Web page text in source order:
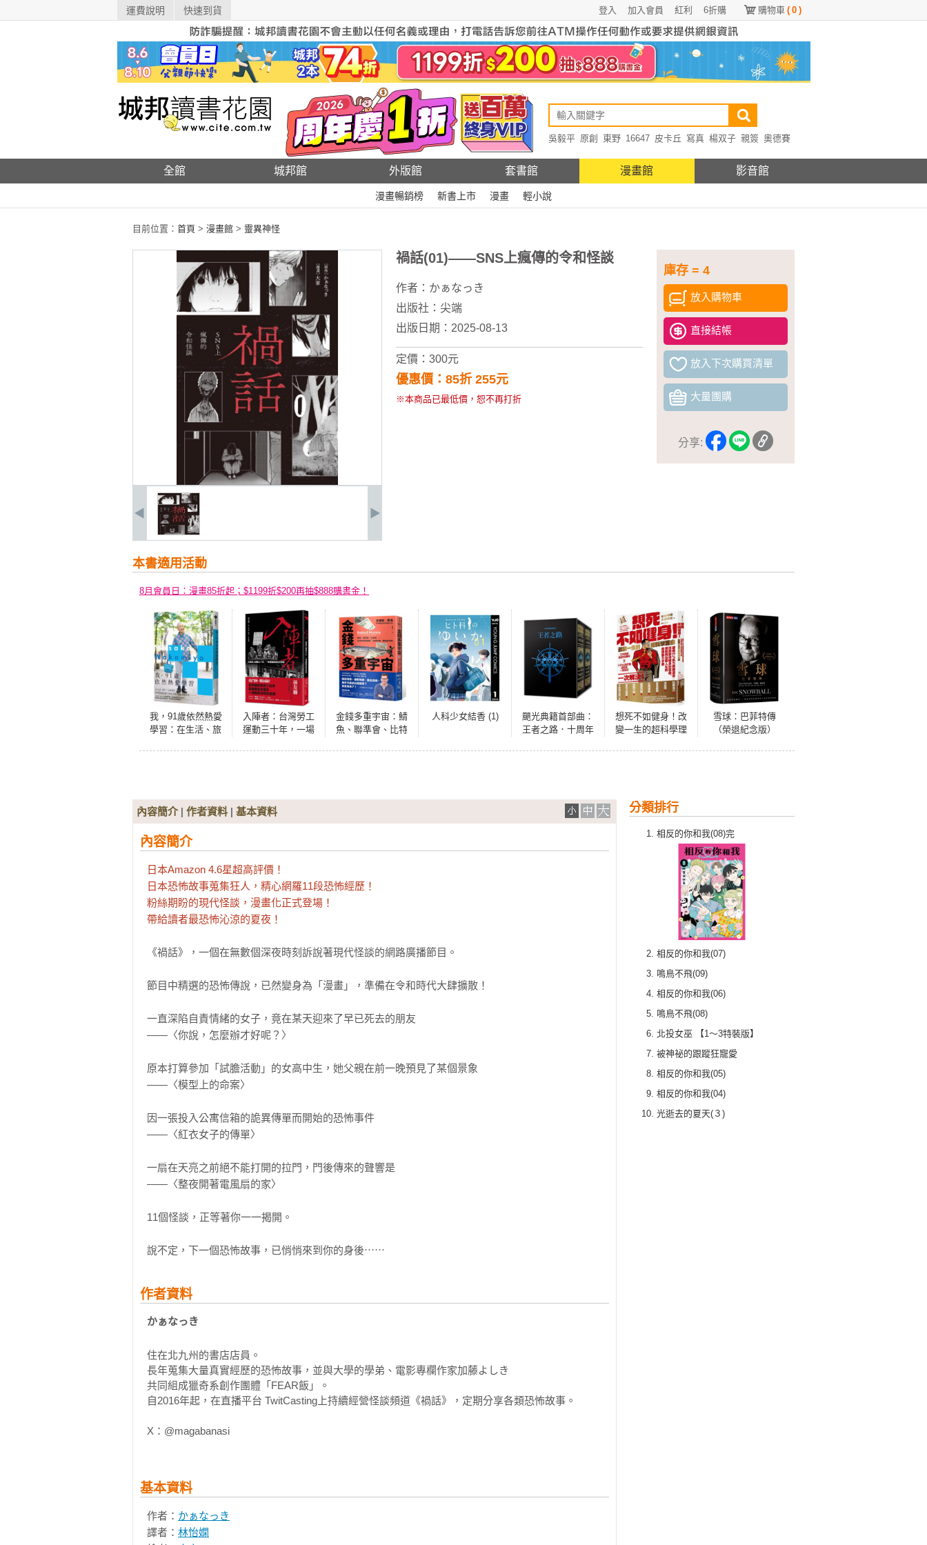
運費說明 快速到貨 購物車 ( 0 )
6折購
紅利
加入會員
登入
吳毅平 原創 東野 16647 皮卡丘 寫真 楊双子 親簽 奧德賽
全館 城邦館 外版館 套書館 漫畫館 影音館
漫畫暢銷榜 新書上市 漫畫 輕小說
目前位置： 首頁 > 漫畫館 > 靈異神怪
庫存 = 4
放入購物車
直接結帳
放入下次購買清單
大量團購
分享:
禍話(01)——SNS上瘋傳的令和怪談
作者： かぁなっき
出版社： 尖端
出版日期：2025-08-13
定價：300元
優惠價：85折 255元
※本商品已最低價，恕不再打折
本書適用活動
8月會員日：漫畫85折起；$1199折$200再抽$888購書金！
我，91歲依然熱愛
學習：在生活、旅
入陣者：台灣勞工
運動三十年，一場
金錢多重宇宙：鯖
魚、聯準會、比特
人科少女結香 (1)
颶光典籍首部曲：
王者之路．十周年
想死不如健身！改
變一生的超科學理
念版】
雪球：巴菲特傳
（榮退紀念版）
分類排行
相反的你和我(08)完
相反的你和我(07)
鳴鳥不飛(09)
相反的你和我(06)
鳴鳥不飛(08)
北投女巫 【1～3特裝版】
被神祕的跟蹤狂寵愛
相反的你和我(05)
相反的你和我(04)
光逝去的夏天(３)
內容簡介| 作者資料 | 基本資料
內容簡介
日本Amazon 4.6星超高評價！
日本恐怖故事蒐集狂人，精心網羅11段恐怖經歷！
粉絲期盼的現代怪談，漫畫化正式登場！
帶給讀者最恐怖沁涼的夏夜！
《禍話》，一個在無數個深夜時刻訴說著現代怪談的網路廣播節目。
節目中精選的恐怖傳說，已然變身為「漫畫」，準備在令和時代大肆擴散！
一直深陷自責情緒的女子，竟在某天迎來了早已死去的朋友
——〈你說，怎麼辦才好呢？〉
原本打算參加「試膽活動」的女高中生，她父親在前一晚預見了某個景象
——〈模型上的命案〉
因一張投入公寓信箱的詭異傳單而開始的恐怖事件
——〈紅衣女子的傳單〉
一扇在天亮之前絕不能打開的拉門，門後傳來的聲響是
——〈整夜開著電風扇的家〉
11個怪談，正等著你一一揭開。
說不定，下一個恐怖故事，已悄悄來到你的身後⋯⋯
作者資料
かぁなっき
住在北九州的書店店員。
長年蒐集大量真實經歷的恐怖故事，並與大學的學弟、電影專欄作家加藤よしき
共同組成獵奇系創作團體「FEAR飯」。
自2016年起，在直播平台 TwitCasting上持續經營怪談頻道《禍話》，定期分享各類恐怖故事。
X：@magabanasi
基本資料
作者： かぁなっき
譯者： 林怡嫻